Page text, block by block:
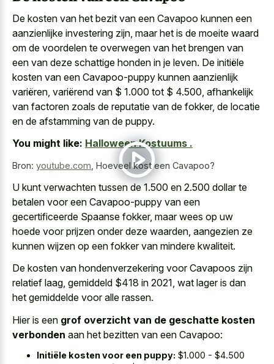
De kosten van het bezit van een Cavapoo kunnen een
aanzienlijke investering zijn, maar het is de moeite waard
om de voordelen te overwegen van het brengen van
een van deze schattige honden in je leven. De initiële
kosten van een Cavapoo-puppy kunnen aanzienlijk
variëren, variërend van $ 1.000 tot $ 4.500, afhankelijk
van factoren zoals de reputatie van de fokker, de locatie
en de afstamming van de puppy.
You might like: Halloween Kostuums .
Bron: youtube.com Hoeveel kost een Cavapoo?
U kunt verwachten tussen de 1.500 en 2.500 dollar te
betalen voor een Cavapoo-puppy van een
gecertificeerde Spaanse fokker, maar wees op uw
hoede voor prijzen onder deze waarden, aangezien ze
kunnen wijzen op een fokker van mindere kwaliteit.
De kosten van hondenverzekering voor Cavapoos zijn
relatief laag, gemiddeld $418 in 2021, wat lager is dan
het gemiddelde voor alle rassen.
Hier is een grof overzicht van de geschatte kosten
verbonden aan het bezitten van een Cavapoo:
Initiële kosten voor een puppy: $1.000 - $4.500